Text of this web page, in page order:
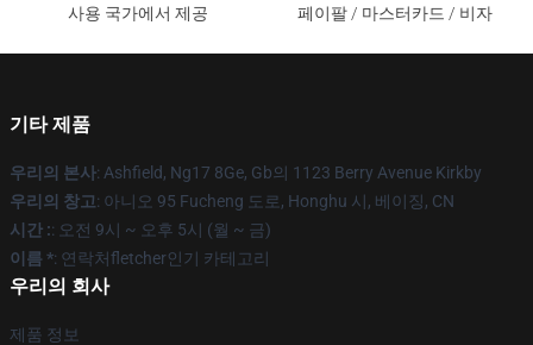
사용 국가에서 제공
페이팔 / 마스터카드 / 비자
기타 제품
우리의 본사: Ashfield, Ng17 8Ge, Gb의 1123 Berry Avenue Kirkby
우리의 창고: 아니오 95 Fucheng 도로, Honghu 시, 베이징, CN
시간 :: 오전 9시 ~ 오후 5시 (월 ~ 금)
이름 *: 연락처fletcher인기 카테고리
우리의 회사
제품 정보